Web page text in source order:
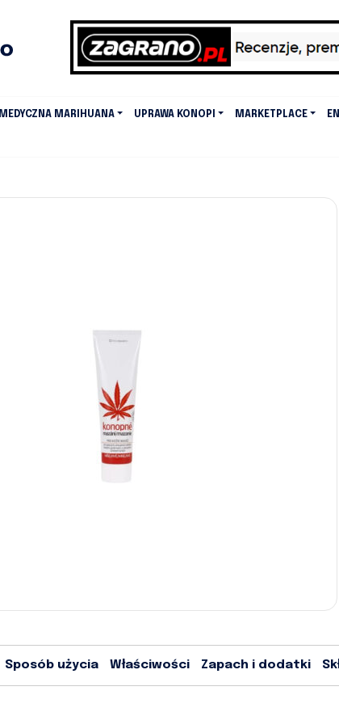
MEDYCZNA MARIHUANA UPRAWA KONOPI MARKETPLACE
Sposób użycia Właściwości Zapach i dodatki